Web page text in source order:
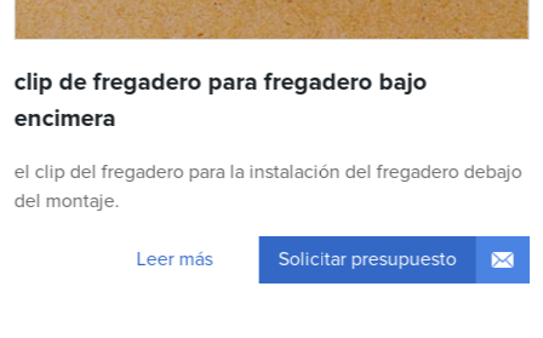
clip de fregadero para fregadero bajo
encimera
el clip del fregadero para la instalación del fregadero debajo
del montaje.
Leer más Solicitar presupuesto